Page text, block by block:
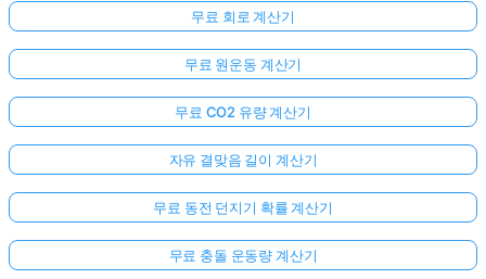
무료 회로 계산기
무료 원운동 계산기
무료 CO2 유량 계산기
자유 결맞음 길이 계산기
무료 동전 던지기 확률 계산기
무료 충돌 운동량 계산기